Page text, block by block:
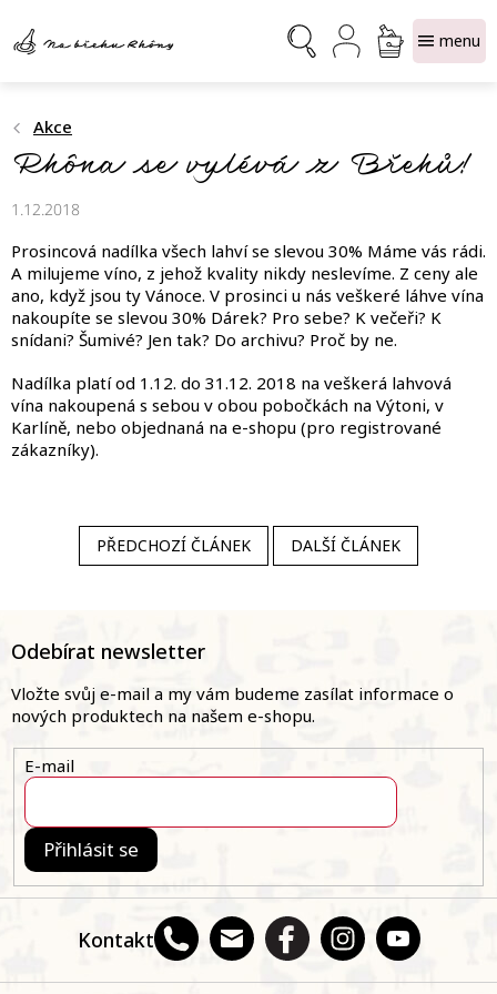
obsah
NÁKUPNÍ
KOŠÍK
Akce
Rhôna se vylévá z Břehů!
1.12.2018
Prosincová nadílka všech lahví se slevou 30% Máme vás rádi.
A milujeme víno, z jehož kvality nikdy neslevíme. Z ceny ale
ano, když jsou ty Vánoce. V prosinci u nás veškeré láhve vína
nakoupíte se slevou 30% Dárek? Pro sebe? K večeři? K
snídani? Šumivé? Jen tak? Do archivu? Proč by ne.
Nadílka platí od 1.12. do 31.12. 2018 na veškerá lahvová
vína nakoupená s sebou v obou pobočkách na Výtoni, v
Karlíně, nebo objednaná na e-shopu (pro registrované
zákazníky).
PŘEDCHOZÍ ČLÁNEK DALŠÍ ČLÁNEK
a
Kontakt
Odebírat newsletter
Vložte svůj e-mail a my vám budeme zasílat informace o
nových produktech na našem e-shopu.
E-mail
Přihlásit se